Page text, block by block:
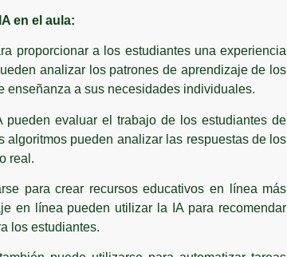
en el aula:
proporcionar a los estudiantes una experiencia
analizar los patrones de aprendizaje de los
enseñanza a sus necesidades individuales.
pueden evaluar el trabajo de los estudiantes de
algoritmos pueden analizar las respuestas de los
real.
para crear recursos educativos en línea más
en línea pueden utilizar la IA para recomendar
los estudiantes.